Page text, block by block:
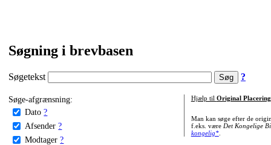
Søgning i brevbasen
Søgetekst ?
Søge-afgrænsning:
Dato ?
Afsender ?
Modtager ?
Hjælp til Original Placering
Man kan søge efter de
f.eks. være Det Kongelige
kongelig*.